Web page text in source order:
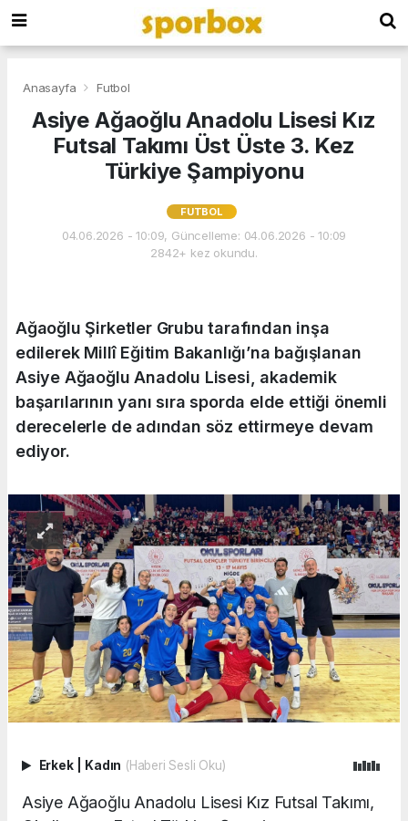
Anasayfa Futbol
Asiye Ağaoğlu Anadolu Lisesi Kız
Futsal Takımı Üst Üste 3. Kez
Türkiye Şampiyonu
FUTBOL
04.06.2026 - 10:09, Güncelleme: 04.06.2026 - 10:09
2842+ kez okundu.
Ağaoğlu Şirketler Grubu tarafından inşa
edilerek Millî Eğitim Bakanlığı’na bağışlanan
Asiye Ağaoğlu Anadolu Lisesi, akademik
başarılarının yanı sıra sporda elde ettiği önemli
derecelerle de adından söz ettirmeye devam
ediyor.
Erkek Kadın (Haberi Sesli Oku)
Asiye Ağaoğlu Anadolu Lisesi Kız Futsal Takımı,